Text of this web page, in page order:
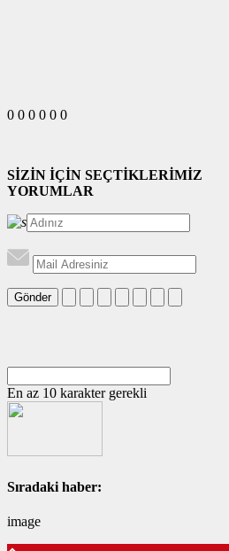
0 0 0 0 0 0
SİZİN İÇİN SEÇTİKLERİMİZ
YORUMLAR
Gönder
En az 10 karakter gerekli
Sıradaki haber:
image